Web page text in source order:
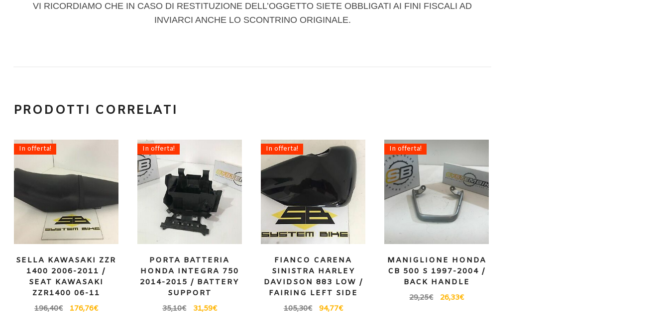
VI RICORDIAMO CHE IN CASO DI RESTITUZIONE DELL’OGGETTO SIETE OBBLIGATI AI FINI FISCALI AD
INVIARCI ANCHE LO SCONTRINO ORIGINALE.
PRODOTTI CORRELATI
In offerta!
SELLA KAWASAKI ZZR
1400 2006-2011 /
SEAT KAWASAKI
ZZR1400 06-11
196,40€ 176,76€
In offerta!
PORTA BATTERIA
HONDA INTEGRA 750
2014-2015 / BATTERY
SUPPORT
35,10€ 31,59€
In offerta!
FIANCO CARENA
SINISTRA HARLEY
DAVIDSON 883 LOW /
FAIRING LEFT SIDE
105,30€ 94,77€
In offerta!
MANIGLIONE HONDA
CB 500 S 1997-2004 /
BACK HANDLE
29,25€ 26,33€